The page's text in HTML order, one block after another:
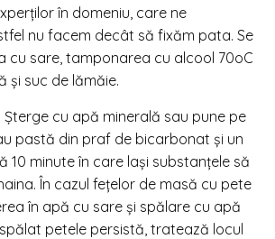
în domeniu, care ne
nu facem decât să fixăm pata. Se
cu sare, tamponarea cu alcool 70oC
și suc de lămăie.
Șterge cu apă minerală sau pune pe
pastă din praf de bicarbonat și un
10 minute în care lași substanțele să
În cazul fețelor de masă cu pete
în apă cu sare și spălare cu apă
petele persistă, tratează locul